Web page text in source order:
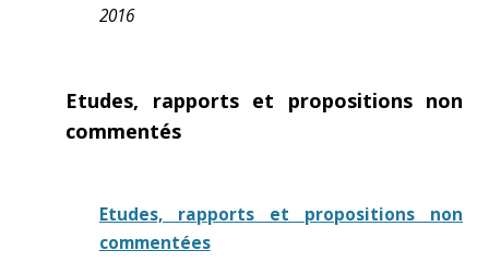
2016
Etudes, rapports et propositions non
commentés
Etudes, rapports et propositions non
commentées